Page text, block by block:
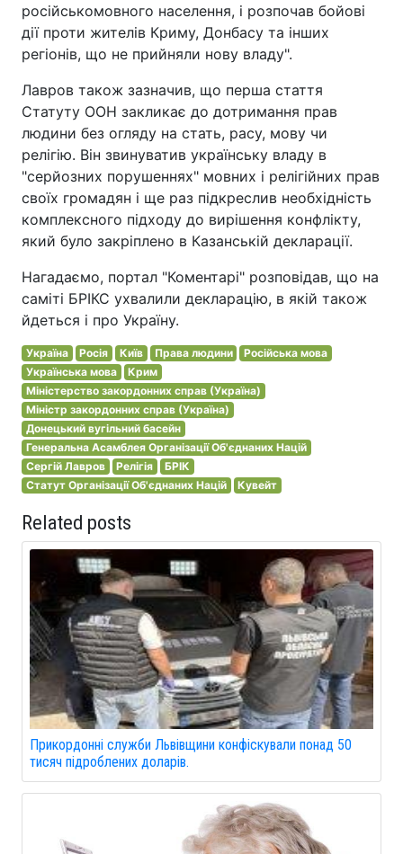
російськомовного населення, і розпочав бойові
дії проти жителів Криму, Донбасу та інших
регіонів, що не прийняли нову владу".
Лавров також зазначив, що перша стаття
Статуту ООН закликає до дотримання прав
людини без огляду на стать, расу, мову чи
релігію. Він звинуватив українську владу в
"серйозних порушеннях" мовних і релігійних прав
своїх громадян і ще раз підкреслив необхідність
комплексного підходу до вирішення конфлікту,
який було закріплено в Казанській декларації.
Нагадаємо, портал "Коментарі" розповідав, що на
саміті БРІКС ухвалили декларацію, в якій також
йдеться і про Україну.
Україна Росія Київ Права людини
Російська мова
Українська мова
Крим
Міністерство закордонних справ (Україна)
Міністр закордонних справ (Україна)
Донецький вугільний басейн
Генеральна Асамблея Організації Об'єднаних Націй
Сергій Лавров
Релігія
БРІК
Статут Організації Об'єднаних Націй
Кувейт
Related posts
Прикордонні служби Львівщини конфіскували понад 50
тисяч підроблених доларів.